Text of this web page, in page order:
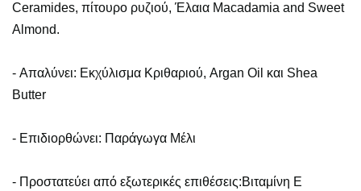
Ceramides, πίτουρο ρυζιού, Έλαια Macadamia and Sweet
Almond.
- Απαλύνει: Εκχύλισμα Κριθαριού, Argan Oil και Shea
Butter
- Επιδιορθώνει: Παράγωγα Μέλι
- Προστατεύει από εξωτερικές επιθέσεις:Βιταμίνη Ε